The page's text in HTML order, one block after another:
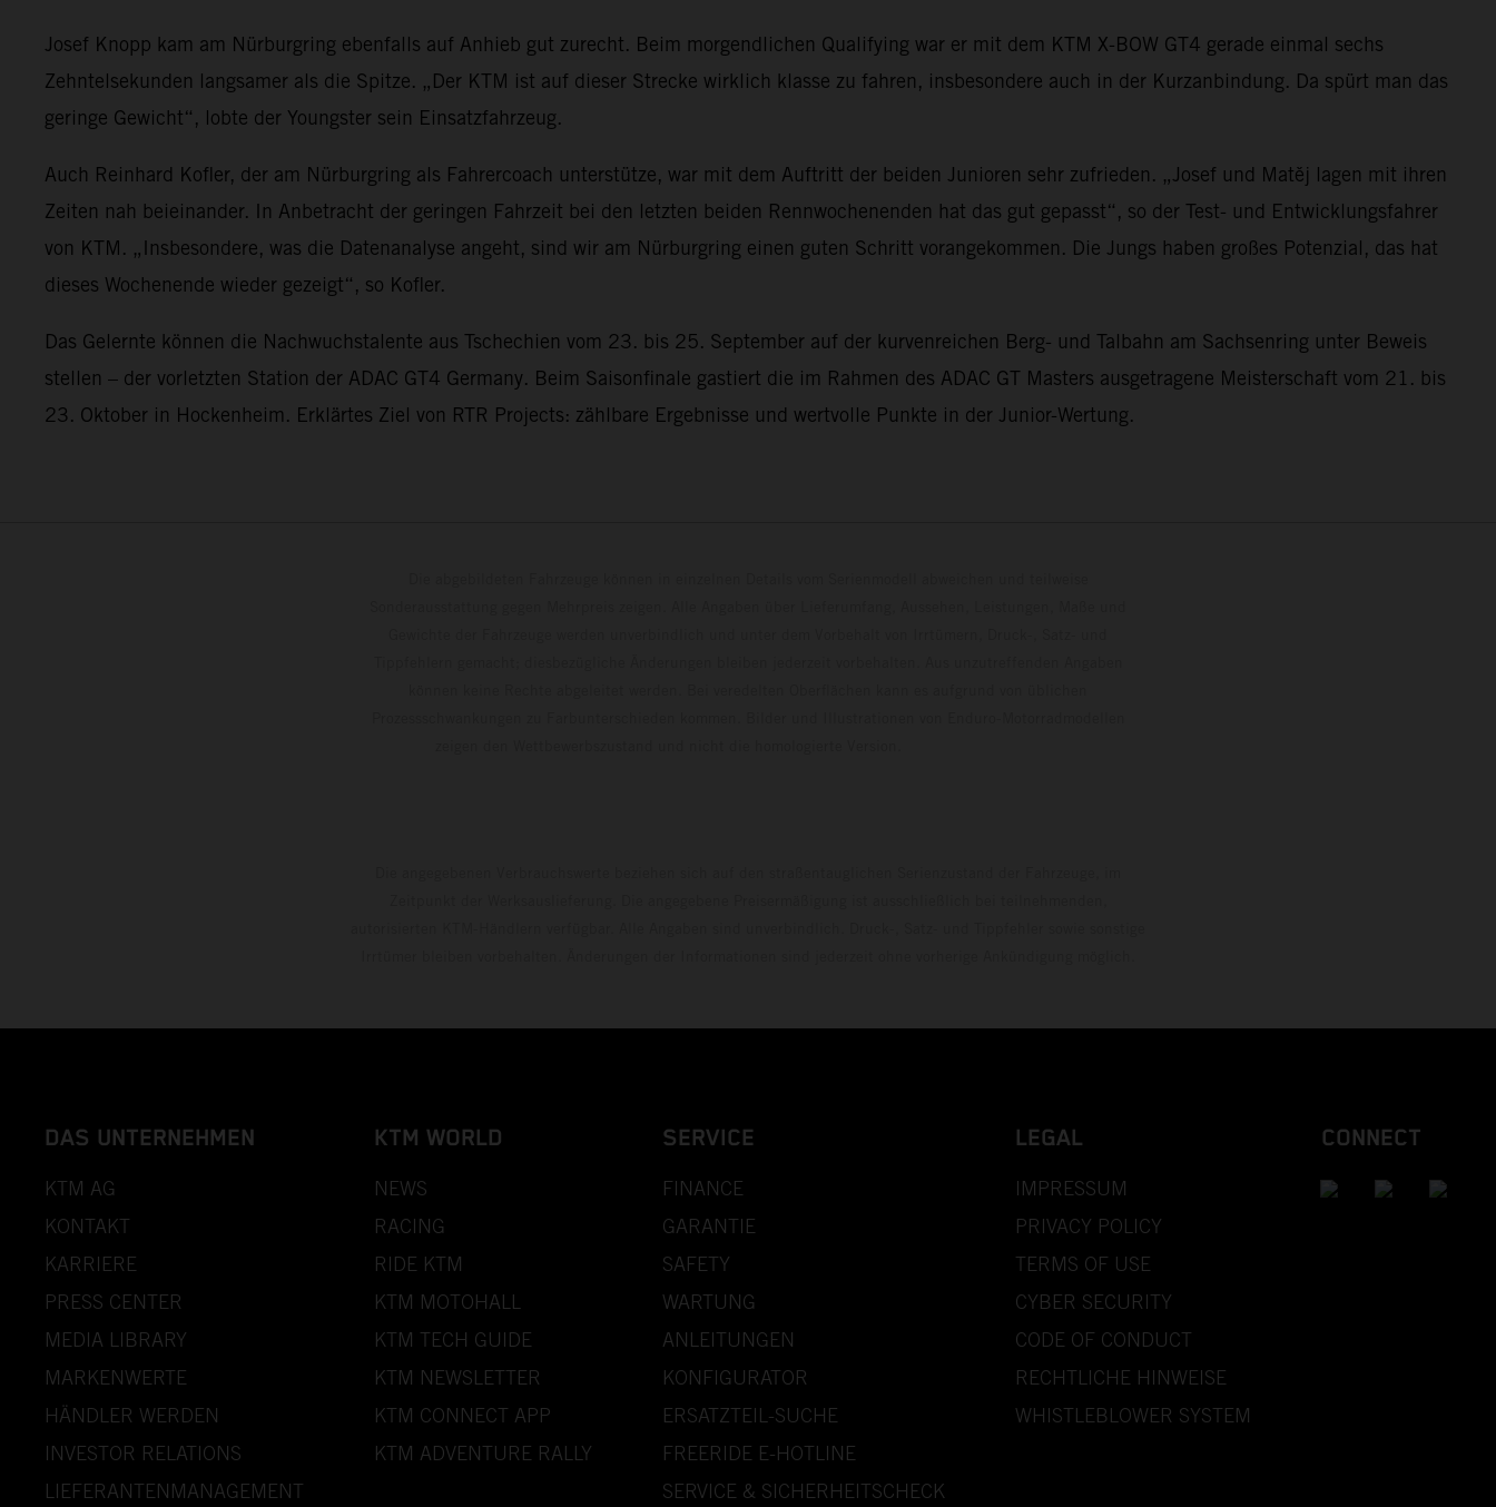
Josef Knopp kam am Nürburgring ebenfalls auf Anhieb gut zurecht. Beim morgendlichen Qualifying war er mit dem KTM X-BOW GT4 gerade einmal sechs
Zehntelsekunden langsamer als die Spitze. „Der KTM ist auf dieser Strecke wirklich klasse zu fahren, insbesondere auch in der Kurzanbindung. Da spürt man das
geringe Gewicht“, lobte der Youngster sein Einsatzfahrzeug.
Auch Reinhard Kofler, der am Nürburgring als Fahrercoach unterstütze, war mit dem Auftritt der beiden Junioren sehr zufrieden. „Josef und Matěj lagen mit ihren
Zeiten nah beieinander. In Anbetracht der geringen Fahrzeit bei den letzten beiden Rennwochenenden hat das gut gepasst“, so der Test- und Entwicklungsfahrer
von KTM. „Insbesondere, was die Datenanalyse angeht, sind wir am Nürburgring einen guten Schritt vorangekommen. Die Jungs haben großes Potenzial, das hat
dieses Wochenende wieder gezeigt“, so Kofler.
Das Gelernte können die Nachwuchstalente aus Tschechien vom 23. bis 25. September auf der kurvenreichen Berg- und Talbahn am Sachsenring unter Beweis
stellen – der vorletzten Station der ADAC GT4 Germany. Beim Saisonfinale gastiert die im Rahmen des ADAC GT Masters ausgetragene Meisterschaft vom 21. bis
23. Oktober in Hockenheim. Erklärtes Ziel von RTR Projects: zählbare Ergebnisse und wertvolle Punkte in der Junior-Wertung.
DAS UNTERNEHMEN
KTM AG
KONTAKT
KARRIERE
PRESS CENTER
MEDIA LIBRARY
MARKENWERTE
HÄNDLER WERDEN
INVESTOR RELATIONS
LIEFERANTENMANAGEMENT
KTM WORLD
NEWS
RACING
RIDE KTM
KTM MOTOHALL
KTM TECH GUIDE
KTM NEWSLETTER
KTM CONNECT APP
KTM ADVENTURE RALLY
SERVICE
FINANCE
GARANTIE
SAFETY
WARTUNG
ANLEITUNGEN
KONFIGURATOR
ERSATZTEIL-SUCHE
FREERIDE E-HOTLINE
SERVICE & SICHERHEITSCHECK
LEGAL
IMPRESSUM
PRIVACY POLICY
TERMS OF USE
CYBER SECURITY
CODE OF CONDUCT
RECHTLICHE HINWEISE
WHISTLEBLOWER SYSTEM
CONNECT